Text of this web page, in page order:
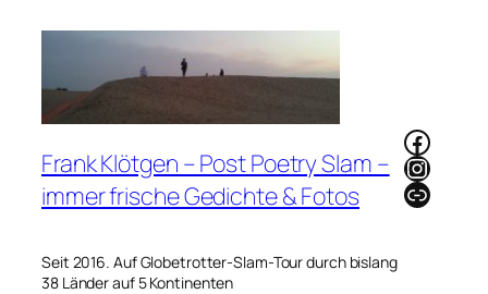
Frank Klötgen – Post Poetry Slam –
immer frische Gedichte & Fotos
Seit 2016. Auf Globetrotter-Slam-Tour durch bislang
38 Länder auf 5 Kontinenten
Link